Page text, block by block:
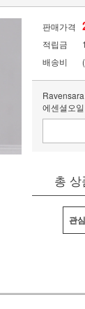
판매가격
적립금
배송비
에센셜오일
총 상
관